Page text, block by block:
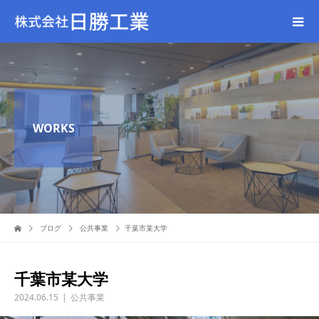
WORKS
ブログ 公共事業 千葉市某大学
千葉市某大学
2024.06.15 公共事業